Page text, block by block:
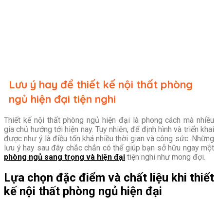
Lưu ý hay để thiết kế nội thất phòng
ngủ hiện đại tiện nghi
Thiết kế nội thất phòng ngủ hiện đại là phong cách mà nhiều
gia chủ hướng tới hiện nay. Tuy nhiên, để định hình và triển khai
được như ý là điều tốn khá nhiều thời gian và công sức. Những
lưu ý hay sau đây chắc chắn có thể giúp bạn sở hữu ngay một
phòng ngủ sang trọng và hiện đại tiện nghi như mong đợi.
Lựa chọn đặc điểm và chất liệu khi thiết
kế nội thất phòng ngủ hiện đại